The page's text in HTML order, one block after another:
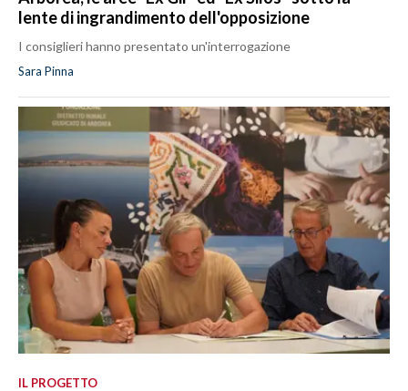
lente di ingrandimento dell'opposizione
I consiglieri hanno presentato un'interrogazione
Sara Pinna
IL PROGETTO